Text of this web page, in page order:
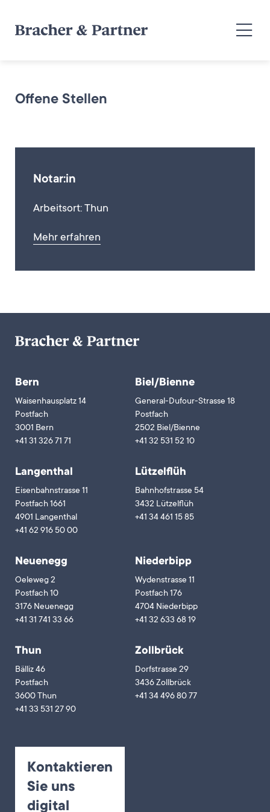
Offene Stellen
Notar:in
Arbeitsort: Thun
Mehr erfahren
Bern
Waisenhausplatz 14
Postfach
3001 Bern
+41 31 326 71 71
Biel/Bienne
General-Dufour-Strasse 18
Postfach
2502 Biel/Bienne
+41 32 531 52 10
Langenthal
Eisenbahnstrasse 11
Postfach 1661
4901 Langenthal
+41 62 916 50 00
Lützelflüh
Bahnhofstrasse 54
3432 Lützelflüh
+41 34 461 15 85
Neuenegg
Oeleweg 2
Postfach 10
3176 Neuenegg
+41 31 741 33 66
Niederbipp
Wydenstrasse 11
Postfach 176
4704 Niederbipp
+41 32 633 68 19
Thun
Bälliz 46
Postfach
3600 Thun
+41 33 531 27 90
Zollbrück
Dorfstrasse 29
3436 Zollbrück
+41 34 496 80 77
Kontaktieren
Sie uns
digital